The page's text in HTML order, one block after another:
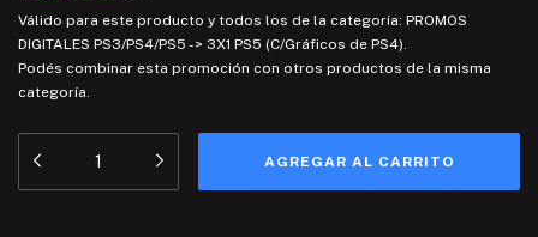
Válido para este producto y todos los de la categoría: PROMOS
DIGITALES PS3/PS4/PS5 -> 3X1 PS5 (C/Gráficos de PS4).
Podés combinar esta promoción con otros productos de la misma
categoría.